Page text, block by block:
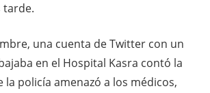
tarde.
una cuenta de Twitter con un
en el Hospital Kasra contó la
la policía amenazó a los médicos,